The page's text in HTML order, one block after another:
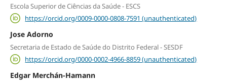
Escola Superior de Ciências da Saúde - ESCS
https://orcid.org/0009-0000-0808-7591 (unauthenticated)
Jose Adorno
Secretaria de Estado de Saúde do Distrito Federal - SESDF
https://orcid.org/0000-0002-4966-8859 (unauthenticated)
Edgar Merchán-Hamann